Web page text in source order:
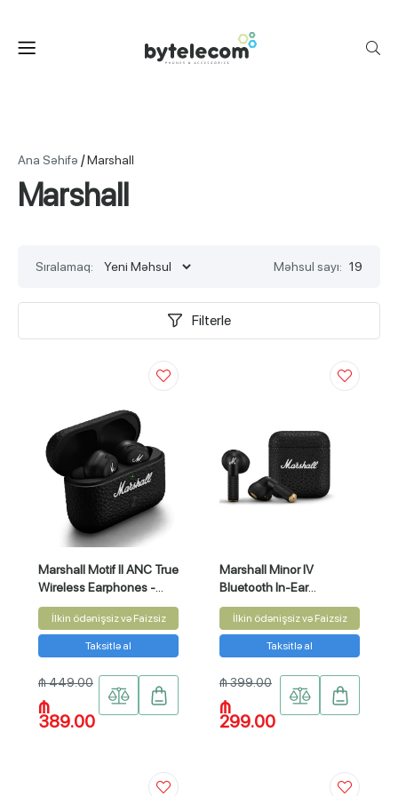
Ana Səhifə /Marshall
Marshall
Sıralamaq: Məhsul sayı: 19
Filterle
Marshall Motif II ANC True
Wireless Earphones -
Black
İlkin ödənişsiz və Faizsiz
Taksitlə al
₼ 449.00
₼
389.00
Marshall Minor IV
Bluetooth In-Ear
Headphone - Cream
{MINORIV-CRM}
İlkin ödənişsiz və Faizsiz
Taksitlə al
₼ 399.00
₼
299.00